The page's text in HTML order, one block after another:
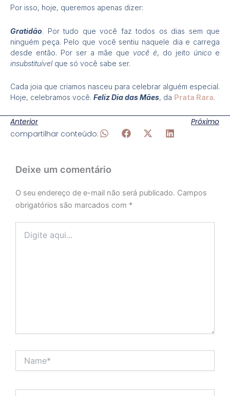
Por isso, hoje, queremos apenas dizer:
Gratidão. Por tudo que você faz todos os dias sem que
ninguém peça. Pelo que você sentiu naquele dia e carrega
desde então. Por ser a mãe que você é, do jeito único e
insubstituível que só você sabe ser.
Cada joia que criamos nasceu para celebrar alguém especial.
Hoje, celebramos você. Feliz Dia das Mães, da Prata Rara.
Anterior
Próximo
compartilhar conteúdo:
Deixe um comentário
O seu endereço de e-mail não será publicado. Campos
obrigatórios são marcados com *
aqui...